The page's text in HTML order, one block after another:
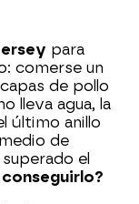
para
comerse un
de pollo
lleva agua, la
último anillo
de
el